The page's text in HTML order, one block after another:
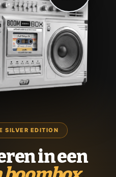
SILVER EDITION
in een